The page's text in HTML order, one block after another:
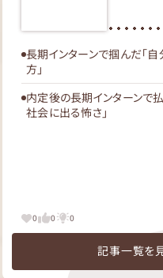
長期インターンで掴んだ「
方」
内定後の長期インターンで
社会に出る怖さ」
0 0 0
記事一覧を